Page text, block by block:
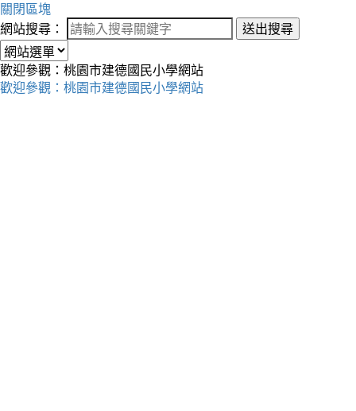
關閉區塊
網站搜尋：
送出搜尋
歡迎參觀：桃園市建德國民小學網站
歡迎參觀：桃園市建德國民小學網站